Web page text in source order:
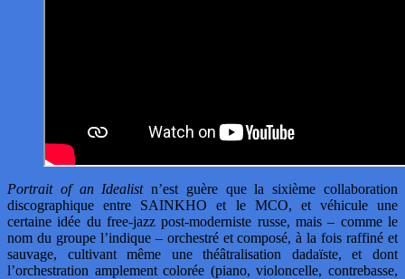
Portrait of an Idealistn’est guère que la sixième collaboration
discographique entre SAINKHO et le MCO, et véhicule une
certaine idée du free-jazz post-moderniste russe, mais – comme le
nom du groupe l’indique – orchestré et composé, à la fois raffiné et
sauvage, cultivant même une théâtralisation dadaïste, et dont
l’orchestration amplement colorée (piano, violoncelle, contrebasse,